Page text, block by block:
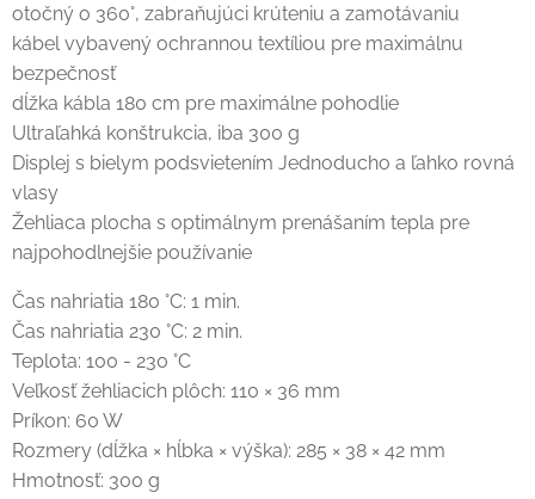
otočný o 360°, zabraňujúci krúteniu a zamotávaniu
kábel vybavený ochrannou textíliou pre maximálnu
bezpečnosť
dĺžka kábla 180 cm pre maximálne pohodlie
Ultraľahká konštrukcia, iba 300 g
Displej s bielym podsvietením Jednoducho a ľahko rovná
vlasy
Žehliaca plocha s optimálnym prenášaním tepla pre
najpohodlnejšie používanie
Čas nahriatia 180 °C: 1 min.
Čas nahriatia 230 °C: 2 min.
Teplota: 100 - 230 °C
Veľkosť žehliacich plôch: 110 × 36 mm
Príkon: 60 W
Rozmery (dĺžka × hĺbka × výška): 285 × 38 × 42 mm
Hmotnosť: 300 g